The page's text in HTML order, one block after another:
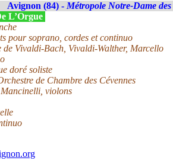
Avignon (84) - Métropole Notre-Dame
L’Orgue
pour soprano, cordes et continuo
de Vivaldi-Bach, Vivaldi-Walther, Marcello
doré soliste
de Chambre des Cévennes
violons